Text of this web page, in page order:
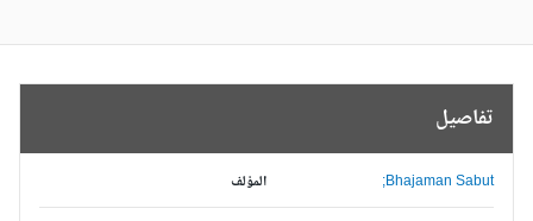
تفاصيل
المؤلف Bhajaman Sabut;